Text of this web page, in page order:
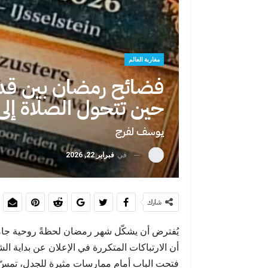
مغاربة العالم
فضائح رمضان بين
حين تتحول الصلاة
يوسف لفرج
في فبراير 22, 2026
شارك
يُفترض أن يشكّل شهر رمضان لحظةً روحية
أن الارتباكات المتكررة في الإعلان عن
فتحت الباب أمام ممارسات مثيرة للجدل، تمسّ
حين يفضح
بين اليأس
أحداث